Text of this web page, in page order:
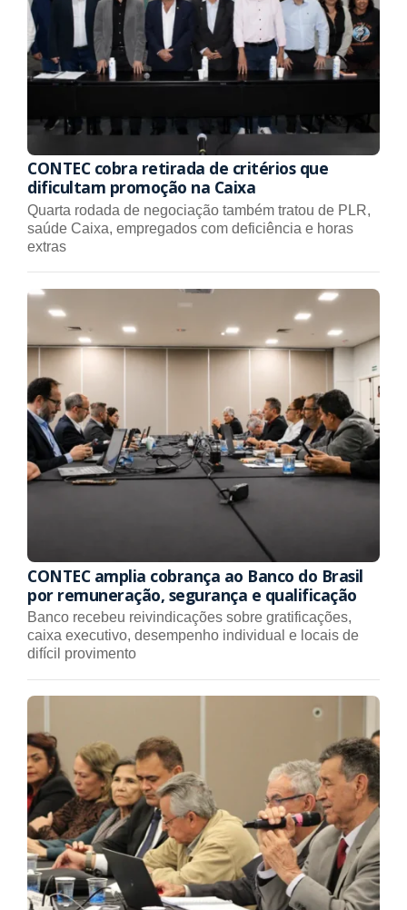
CONTEC cobra retirada de critérios que
dificultam promoção na Caixa
Quarta rodada de negociação também tratou de PLR,
saúde Caixa, empregados com deficiência e horas
extras
CONTEC amplia cobrança ao Banco do Brasil
por remuneração, segurança e qualificação
Banco recebeu reivindicações sobre gratificações,
caixa executivo, desempenho individual e locais de
difícil provimento